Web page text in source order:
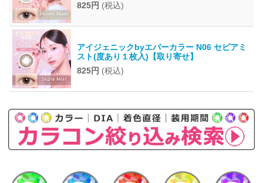
825円 (税込)
アイジェニックbyエバーカラー N06 セピアミ
スト(度あり１枚入)【取り寄せ】
825円 (税込)